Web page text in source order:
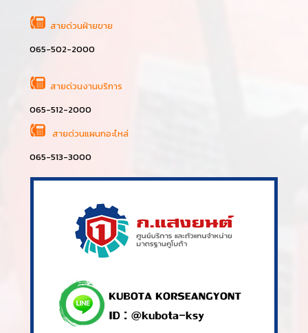
สายด่วนฝ่ายขาย
065-502-2000
สายด่วนงานบริการ
065-512-2000
สายด่วนแผนกอะไหล่
065-513-3000